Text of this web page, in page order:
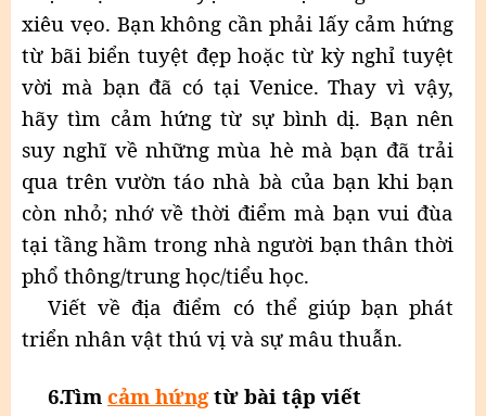
xiêu vẹo. Bạn không cần phải lấy cảm hứng
từ bãi biển tuyệt đẹp hoặc từ kỳ nghỉ tuyệt
vời mà bạn đã có tại Venice. Thay vì vậy,
hãy tìm cảm hứng từ sự bình dị. Bạn nên
suy nghĩ về những mùa hè mà bạn đã trải
qua trên vườn táo nhà bà của bạn khi bạn
còn nhỏ; nhớ về thời điểm mà bạn vui đùa
tại tầng hầm trong nhà người bạn thân thời
phổ thông/trung học/tiểu học.
Viết về địa điểm có thể giúp bạn phát
triển nhân vật thú vị và sự mâu thuẫn.
6.Tìm cảm hứngtừ bài tập viết